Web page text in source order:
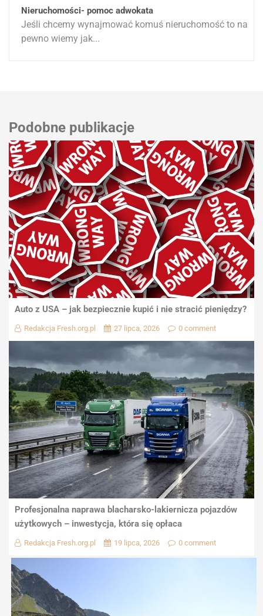
Nieruchomości- pomoc adwokata
Jeśli chcemy wynajmować komuś nieruchomość to na
pewno wiemy jak...
Podobne publikacje
Auto z USA – jak bezpiecznie kupić i nie stracić pieniędzy?
Redakcja Fresh.org.pl 27 lipca, 2026 0 comment
Profesjonalna naprawa blacharsko-lakiernicza pojazdów
użytkowych – inwestycja, która się opłaca
Redakcja Fresh.org.pl 19 lipca, 2026 0 comment